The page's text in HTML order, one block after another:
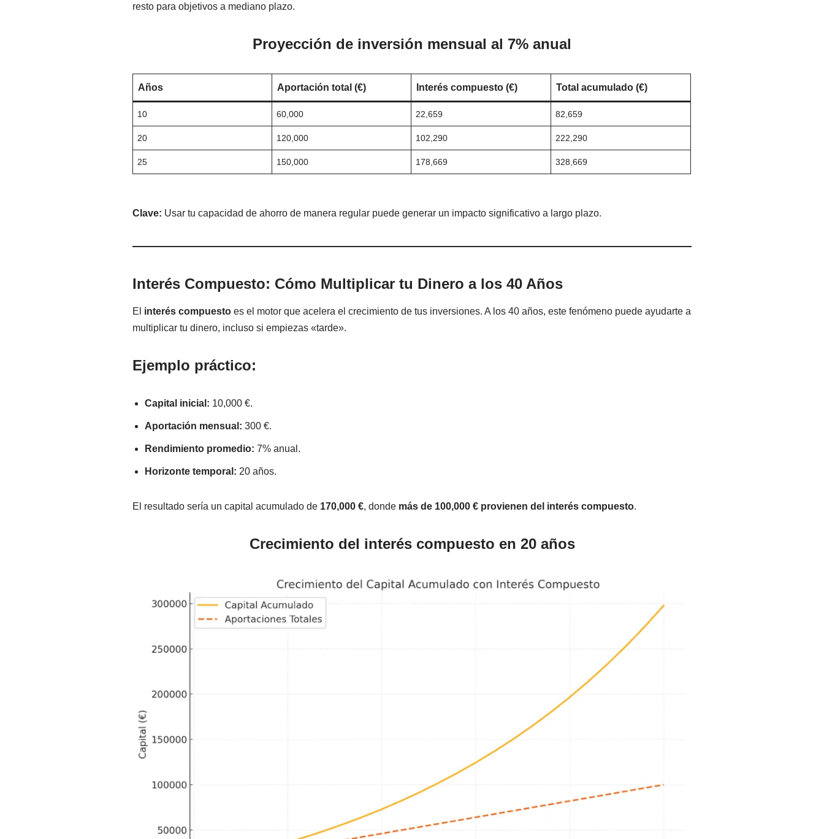
resto para objetivos a mediano plazo.
Proyección de inversión mensual al 7% anual
Años Aportación total (€) Interés compuesto (€) Total acumulado (€)
10 60,000 22,659 82,659
20 120,000 102,290 222,290
25 150,000 178,669 328,669
Clave: Usar tu capacidad de ahorro de manera regular puede generar un impacto significativo a largo plazo.
Interés Compuesto: Cómo Multiplicar tu Dinero a los 40 Años
El interés compuesto es el motor que acelera el crecimiento de tus inversiones. A los 40 años, este fenómeno puede ayudarte a
multiplicar tu dinero, incluso si empiezas «tarde».
Ejemplo práctico:
Capital inicial: 10,000 €.
Aportación mensual: 300 €.
Rendimiento promedio: 7% anual.
Horizonte temporal: 20 años.
El resultado sería un capital acumulado de 170,000 €, donde más de 100,000 € provienen del interés compuesto.
Crecimiento del interés compuesto en 20 años